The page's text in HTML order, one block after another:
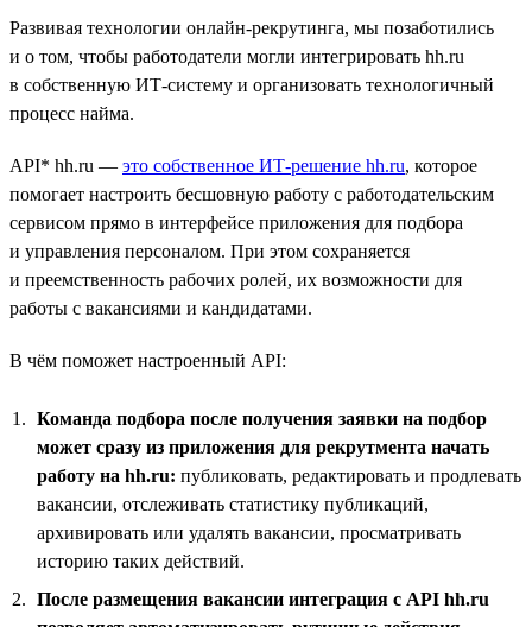
Развивая технологии онлайн-рекрутинга, мы позаботились
и о том, чтобы работодатели могли интегрировать hh.ru
в собственную ИТ-систему и организовать технологичный
процесс найма.
API* hh.ru — это собственное ИТ-решение hh.ru, которое
помогает настроить бесшовную работу с работодательским
сервисом прямо в интерфейсе приложения для подбора
и управления персоналом. При этом сохраняется
и преемственность рабочих ролей, их возможности для
работы с вакансиями и кандидатами.
В чём поможет настроенный API:
Команда подбора после получения заявки на подбор
может сразу из приложения для рекрутмента начать
работу на hh.ru: публиковать, редактировать и продлевать
вакансии, отслеживать статистику публикаций,
архивировать или удалять вакансии, просматривать
историю таких действий.
После размещения вакансии интеграция с API hh.ru